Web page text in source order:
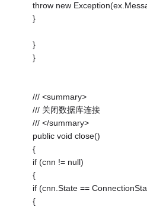
throw new
}
}
}
/// <summary>
/// 关闭数据库连接
/// </summary>
public void close()
{
if (cnn != null)
{
if (cnn.State ==
{